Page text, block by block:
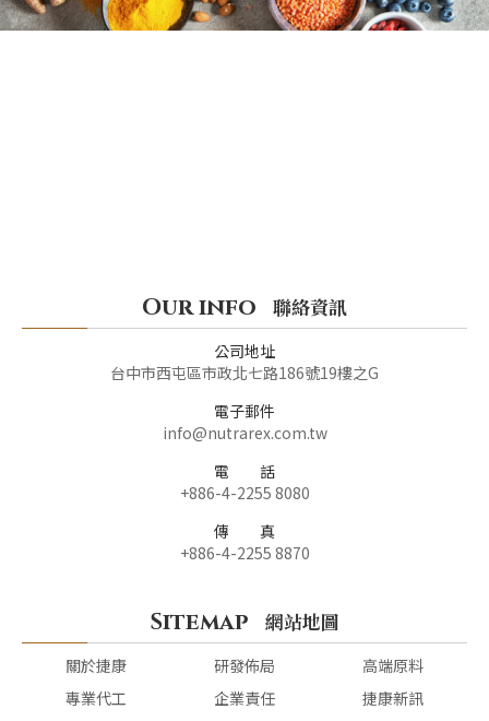
Our info 聯絡資訊
公司地址
台中市西屯區市政北七路186號19樓之G
電子郵件
info@nutrarex.com.tw
電 話
+886-4-2255 8080
傳 真
+886-4-2255 8870
Sitemap 網站地圖
關於捷康 研發佈局
高端原料
專業代工
企業責任
捷康新訊